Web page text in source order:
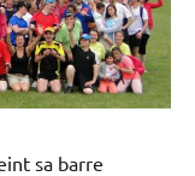
sa barre